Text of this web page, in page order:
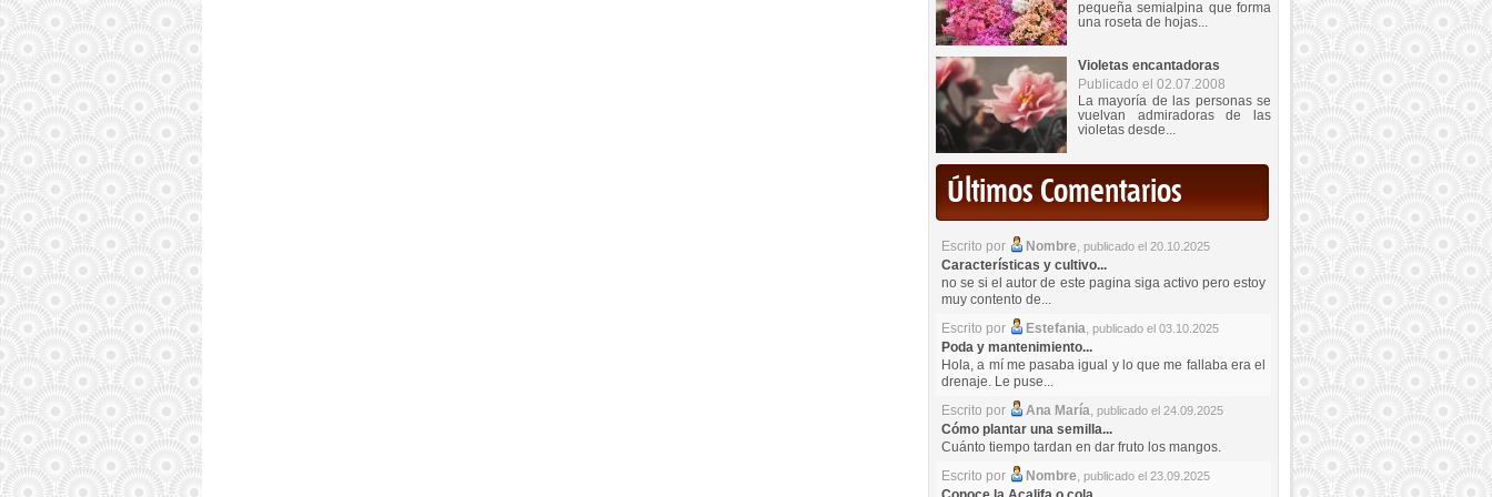
pequeña semialpina que forma
una roseta de hojas...
Violetas encantadoras
Publicado el 02.07.2008
La mayoría de las personas se
vuelvan admiradoras de las
violetas desde...
Últimos Comentarios
Escrito por Nombre, publicado el 20.10.2025
Características y cultivo...
no se si el autor de este pagina siga activo pero estoy
muy contento de...
Escrito por
Estefania, publicado el 03.10.2025
Poda y mantenimiento...
Hola, a mí me pasaba igual y lo que me fallaba era el
drenaje. Le puse...
Escrito por
Ana María, publicado el 24.09.2025
Cómo plantar una semilla...
Cuánto tiempo tardan en dar fruto los mangos.
Escrito por
Nombre, publicado el 23.09.2025